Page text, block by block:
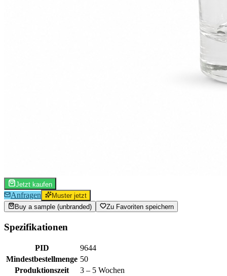
Jetzt kaufen
Anfragen
Muster jetzt
Buy a sample (unbranded)
Zu Favoriten speichern
Spezifikationen
PID
9644
Mindestbestellmenge 50
Produktionszeit
3 – 5 Wochen